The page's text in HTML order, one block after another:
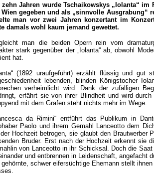
zehn Jahren wurde Tschaikowskys „Iolanta“
Wien gegeben und als „sinnvolle Ausgrabung“
man vor zwei Jahren konzertant im
damals wohl kaum jemand gewettet.
man die beiden Opern rein vom
stark gegenüber der „Iolanta“ ab, obwohl
hat.
(1892 uraufgeführt) erzählt flüssig und gut
lebenden, blinden Königstocher
verheimlicht wird. Dank der zufälligen
erfährt sie von ihrer Blindheit und wird
mit dem Grafen steht nichts mehr im Wege.
da Rimini“ entführt das Publikum in
Paolo und ihrem Gemahl Lanceotto dem
Hochzeit betrogen, sie glaubt den Brautwerber
Bruder. Erst nach der Hochzeit erkennt sie
von Lanceotto in ihr Schicksal. Doch die
und entbrennen in Leidenschaft, angefacht
gehörnte, schwer eifersüchtige Ehemann stellt